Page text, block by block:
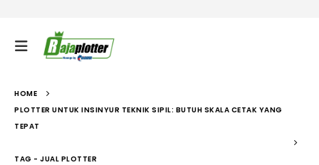
HOME
PLOTTER UNTUK INSINYUR TEKNIK SIPIL: BUTUH SKALA CETAK YANG
TEPAT
TAG - JUAL PLOTTER